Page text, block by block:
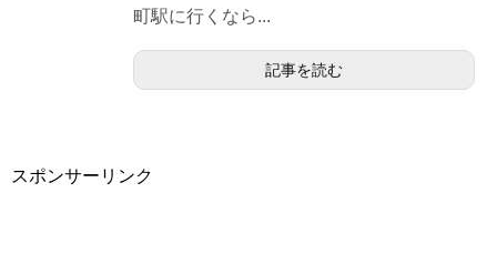
町駅に行くなら...
記事を読む
スポンサーリンク